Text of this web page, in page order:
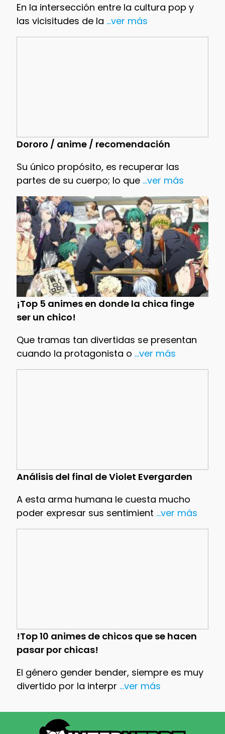
En la intersección entre la cultura pop y
las vicisitudes de la ...ver más
Dororo / anime / recomendación
Su único propósito, es recuperar las
partes de su cuerpo; lo que...ver más
¡Top 5 animes en donde la chica finge
ser un chico!
Que tramas tan divertidas se presentan
cuando la protagonista o ...ver más
Análisis del final de Violet Evergarden
A esta arma humana le cuesta mucho
poder expresar sus sentimient ...ver más
!Top 10 animes de chicos que se hacen
pasar por chicas!
El género gender bender, siempre es muy
divertido por la interpr ...ver más